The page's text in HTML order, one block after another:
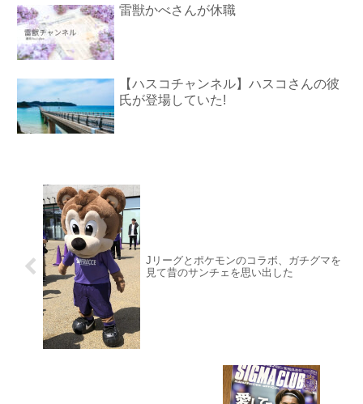
雷獣かべさんが休職
【ハスコチャンネル】ハスコさんの彼
氏が登場していた!
Jリーグとポケモンのコラボ、ガチグマを
見て昔のサンチェを思い出した